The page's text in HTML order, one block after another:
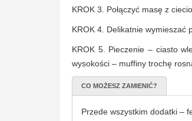
KROK 3. Połączyć masę z
KROK 4. Delikatnie wymieszać
KROK 5. Pieczenie – ciasto
wysokości – muffiny trochę
CO MOŻESZ ZAMIENIĆ?
Przede wszystkim dodatki –